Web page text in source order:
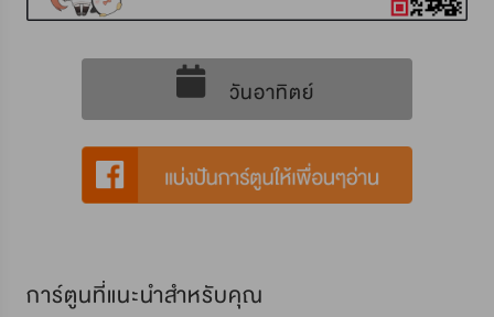
วันอาทิตย์
การ์ตูนที่แนะนำสำหรับคุณ